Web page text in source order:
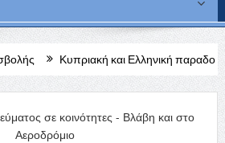
και Ελληνική παραδοσιακή μουσική